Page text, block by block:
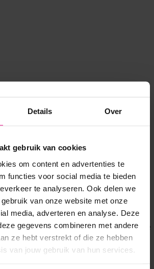
Details Over
gebruik van cookies
om content en advertenties te
functies voor social media te bieden
te analyseren. Ook delen we
van onze website met onze
media, adverteren en analyse. Deze
gegevens combineren met andere
ze hebt verstrekt of die ze hebben
van jouw gebruik van hun services.
client-side exception has occurred while
(see the browser console for more
information).